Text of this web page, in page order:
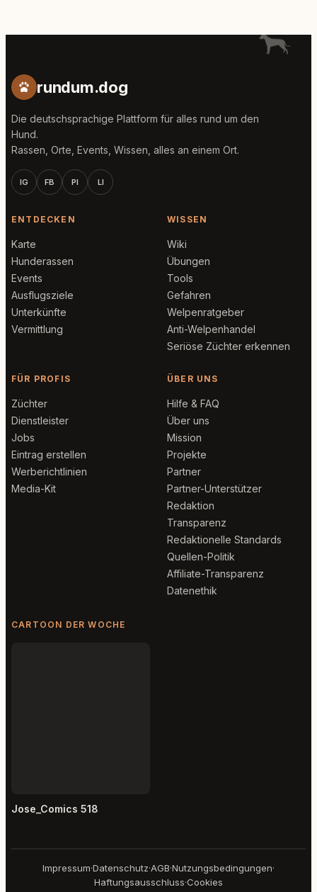
rundum.dog
Die deutschsprachige Plattform für alles rund um den
Hund.
Rassen, Orte, Events, Wissen, alles an einem Ort.
IG FB PI LI
ENTDECKEN
Karte
Hunderassen
Events
Ausflugsziele
Unterkünfte
Vermittlung
WISSEN
Wiki
Übungen
Tools
Gefahren
Welpenratgeber
Anti-Welpenhandel
Seriöse Züchter erkennen
FÜR PROFIS
Züchter
Dienstleister
Jobs
Eintrag erstellen
Werberichtlinien
Media-Kit
ÜBER UNS
Hilfe & FAQ
Über uns
Mission
Projekte
Partner
Partner-Unterstützer
Redaktion
Transparenz
Redaktionelle Standards
Quellen-Politik
Affiliate-Transparenz
Datenethik
CARTOON DER WOCHE
Jose_Comics 518
Impressum·Datenschutz·AGB·Nutzungsbedingungen·
Haftungsausschluss·Cookies